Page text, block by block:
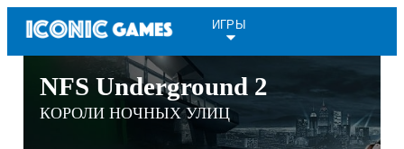
ИГРЫ
NFS Underground 2
КОРОЛИ НОЧНЫХ УЛИЦ